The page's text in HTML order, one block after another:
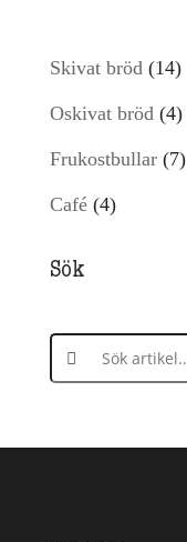
Skivat bröd 1414
Oskivat bröd 44
Frukostbullar 77
Café 44
Sök
Search products: